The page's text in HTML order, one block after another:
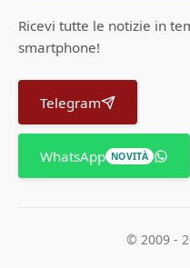
Ricevi tutte le notizie in
smartphone!
Telegram
WhatsApp NOVITÀ
© 2009 -